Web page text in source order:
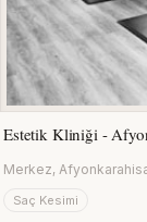
Estetik Kliniği -
Merkez,
Saç Kesimi